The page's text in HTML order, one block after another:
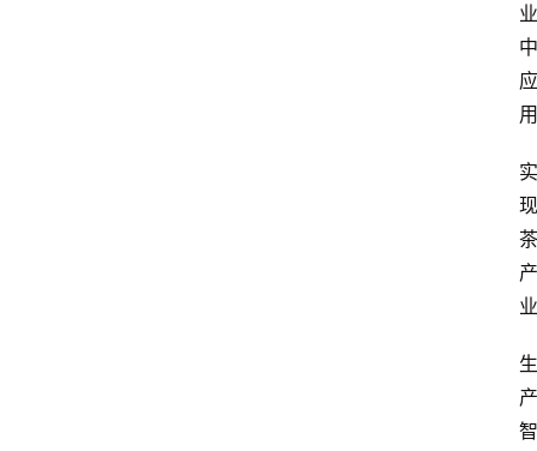
业
中
应
用
实
现
茶
产
业
生
产
智